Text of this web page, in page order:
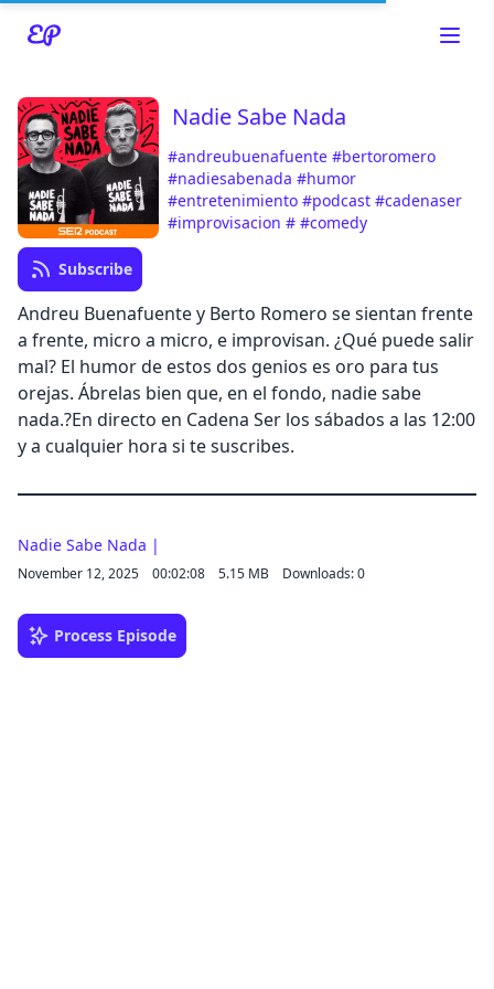
Read about our content policies here
Cancel
Nadie Sabe Nada
#andreubuenafuente #bertoromero
#nadiesabenada #humor
#entretenimiento #podcast #cadenaser
#improvisacion # #comedy
Subscribe
Andreu Buenafuente y Berto Romero se sientan frente
a frente, micro a micro, e improvisan. ¿Qué puede salir
mal? El humor de estos dos genios es oro para tus
orejas. Ábrelas bien que, en el fondo, nadie sabe
nada.?En directo en Cadena Ser los sábados a las 12:00
y a cualquier hora si te suscribes.
Cancel
Nadie Sabe Nada |
November 12, 2025 00:02:08 5.15 MB Downloads: 0
Process Episode